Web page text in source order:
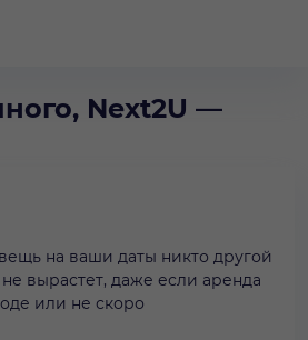
Next2U —
на ваши даты никто другой
вырастет, даже если аренда
или не скоро